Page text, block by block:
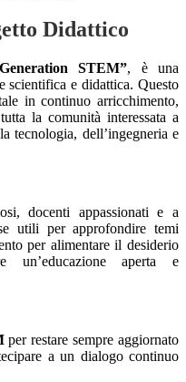
Didattico
STEM”, è una
scientifica e didattica. Questo
in continuo arricchimento,
la comunità interessata a
tecnologia, dell’ingegneria e
docenti appassionati e a
utili per approfondire temi
per alimentare il desiderio
un’educazione aperta e
per restare sempre aggiornato
a un dialogo continuo